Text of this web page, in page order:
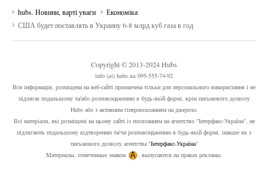
hubs. Новини, варті уваги
Економіка
США будет поставлять в Украину 6-8 млрд куб газа в год
Copyright © 2013-2024 Hubs
info (at) hubs.ua 095-555-74-92
Вся інформація, розміщена на веб-сайті призначена тільки для персонального використання і не
підлягає подальшому та/або розповсюдженню в будь-якій формі, крім письмового дозволу
Hubs або з активним гіперпосиланням на джерело.
Всі матеріали, які розміщені на цьому сайті із посиланням на агентство "Інтерфакс-Україна", не
підлягають подальшому відтворенню та/чи розповсюдженню в будь-якій формі, інакше як з
письмового дозволу агентства "Інтерфакс-Україна"
Материалы, отмеченные знаком
, выпусаются на правах рекламы.